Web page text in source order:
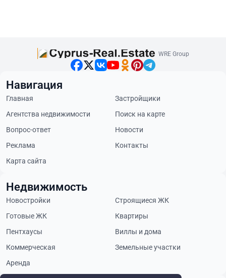
WRE Group
Навигация
Главная
Застройщики
Агентства недвижимости
Поиск на карте
Вопрос-ответ
Новости
Реклама
Контакты
Карта сайта
Недвижимость
Новостройки
Строящиеся ЖК
Готовые ЖК
Квартиры
Пентхаусы
Виллы и дома
Коммерческая
Земельные участки
Аренда